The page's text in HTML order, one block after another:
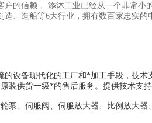
的信赖， 添沐工业已经从一个非常小
、造船等6大行业，拥有数百家忠实的
设备现代化的工厂和*加工手段，技术
装供货一级*的售后服务。提供技术支持
泵、伺服阀、伺服放大器、比例放大器